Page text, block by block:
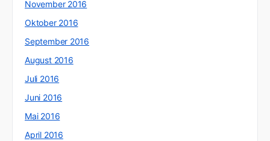
November 2016
Oktober 2016
September 2016
August 2016
Juli 2016
Juni 2016
Mai 2016
April 2016